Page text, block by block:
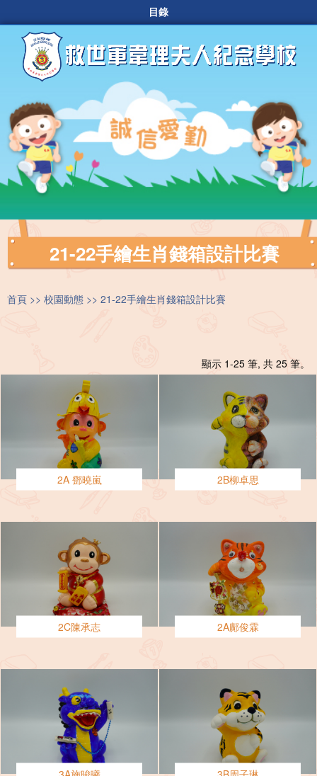
目錄
21-22手繪生肖錢箱設計比賽
首頁 校園動態 21-22手繪生肖錢箱設計比賽
顯示 1-25 筆, 共 25 筆。
2A 鄧曉嵐 2B柳卓思
2C陳承志 2A鄺俊霖